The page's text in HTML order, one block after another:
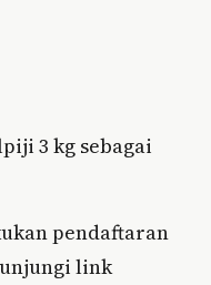
3 kg sebagai
pendaftaran
link